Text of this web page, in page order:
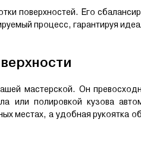
поверхностей. Его
процесс, гарантируя
мастерской. Он
или полировкой кузова
местах, а удобная рукоятка